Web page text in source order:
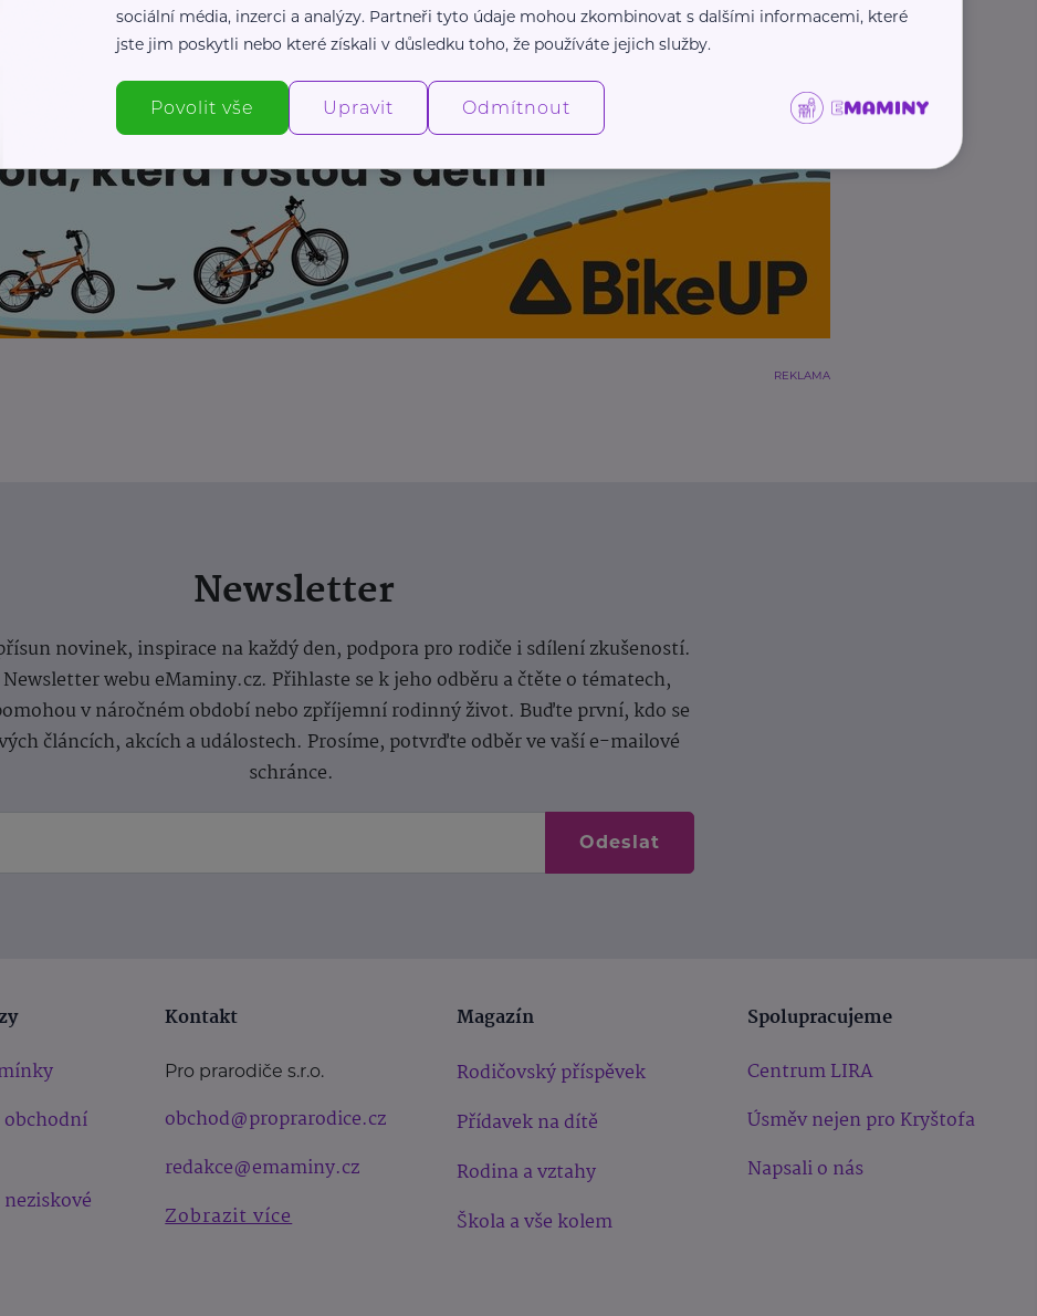
Další články
REKLAMA
Newsletter
novinek, inspirace na každý den, podpora pro rodiče i sdílení zkušeností.
webu eMaminy.cz. Přihlaste se k jeho odběru a čtěte o tématech,
v náročném období nebo zpříjemní rodinný život. Buďte první, kdo se
článcích, akcích a událostech. Prosíme, potvrďte odběr ve vaší e-mailové
schránce.
Odeslat
Kontakt
Pro prarodiče s.r.o.
obchod@proprarodice.cz
redakce@emaminy.cz
Zobrazit více
Magazín
Rodičovský příspěvek
Přídavek na dítě
Rodina a vztahy
Škola a vše kolem
Spolupracujeme
Centrum LIRA
Úsměv nejen pro Kryštofa
Napsali o nás
sociální média, inzerci a analýzy. Partneři tyto údaje mohou zkombinovat s dalšími informacemi, které
jste jim poskytli nebo které získali v důsledku toho, že používáte jejich služby.
Povolit vše Upravit Odmítnout